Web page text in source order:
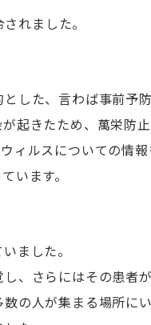
れました。
した、言わば事前予
起きたため、萬栄防
ィルスについての情
います。
ました。
、さらにはその患者
の人が集まる場所に